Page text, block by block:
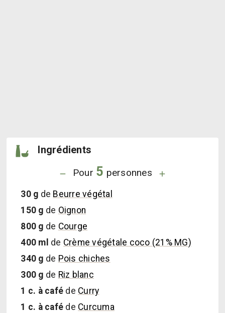
Ingrédients
Pour 5 personnes
30g de Beurre végétal
150 g de Oignon
800 g de Courge
400 ml de Crème végétale coco (21% MG)
340 g de Pois chiches
300 g de Riz blanc
1 c. à café de Curry
1 c. à café de Curcuma